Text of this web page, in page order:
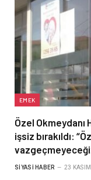
EMEK
Özel Okmeydanı
işsiz bırakıldı:
SIYASI HABER 23